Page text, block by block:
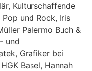
Kulturschaffende
und Rock, Iris
Palermo Buch &
und
Grafiker bei
Basel, Hannah